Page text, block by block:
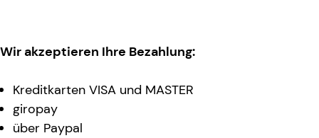
Wir akzeptieren Ihre Bezahlung:
Kreditkarten VISA und MASTER
giropay
über Paypal